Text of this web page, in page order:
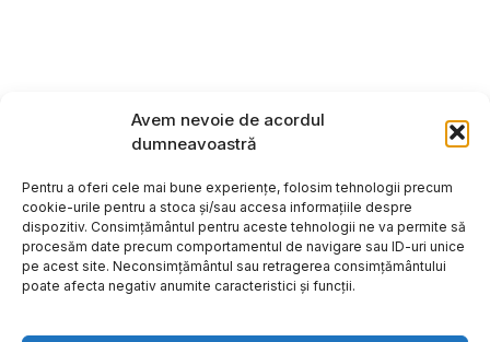
Avem nevoie de acordul
dumneavoastră
Pentru a oferi cele mai bune experiențe, folosim tehnologii precum
cookie-urile pentru a stoca și/sau accesa informațiile despre
dispozitiv. Consimțământul pentru aceste tehnologii ne va permite să
procesăm date precum comportamentul de navigare sau ID-uri unice
pe acest site. Neconsimțământul sau retragerea consimțământului
poate afecta negativ anumite caracteristici și funcții.